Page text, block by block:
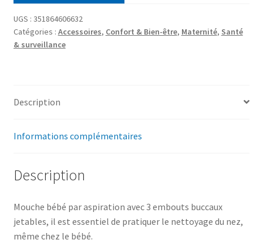
UGS : 351864606632
Catégories : Accessoires, Confort & Bien-être, Maternité, Santé
& surveillance
Description
Informations complémentaires
Description
Mouche bébé par aspiration avec 3 embouts buccaux
jetables, il est essentiel de pratiquer le nettoyage du nez,
même chez le bébé.